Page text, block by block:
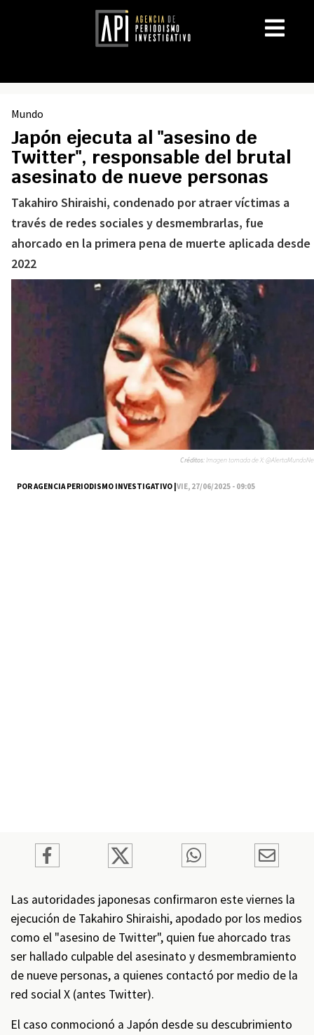
Mundo
Japón ejecuta al "asesino de
Twitter", responsable del brutal
asesinato de nueve personas
Takahiro Shiraishi, condenado por atraer víctimas a
través de redes sociales y desmembrarlas, fue
ahorcado en la primera pena de muerte aplicada desde
2022
POR AGENCIA PERIODISMO INVESTIGATIVO |VIE, 27/06/2025 - 09:05
Créditos:Imagen tomada de X: @AlertaMundoNe
Las autoridades japonesas confirmaron este viernes la
ejecución de Takahiro Shiraishi, apodado por los medios
como el "asesino de Twitter", quien fue ahorcado tras
ser hallado culpable del asesinato y desmembramiento
de nueve personas, a quienes contactó por medio de la
red social X (antes Twitter).
El caso conmocionó a Japón desde su descubrimiento